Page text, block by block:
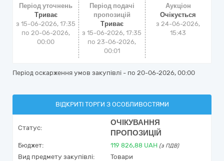
Період уточнень
Триває
з 15-06-2026, 17:35
по 20-06-2026,
00:00
Період подачі
пропозицій
Триває
з 15-06-2026, 17:35
по 23-06-2026,
00:01
Аукціон
Очікується
з24-06-2026,
15:43
Період оскарження умов закупівлі - по 20-06-2026, 00:00
ВІДКРИТІ ТОРГИ З ОСОБЛИВОСТЯМИ
Статус:
ОЧІКУВАННЯ
ПРОПОЗИЦІЙ
Бюджет: 119 826,88 UAH (з ПДВ)
Вид предмету закупівлі:
Товари